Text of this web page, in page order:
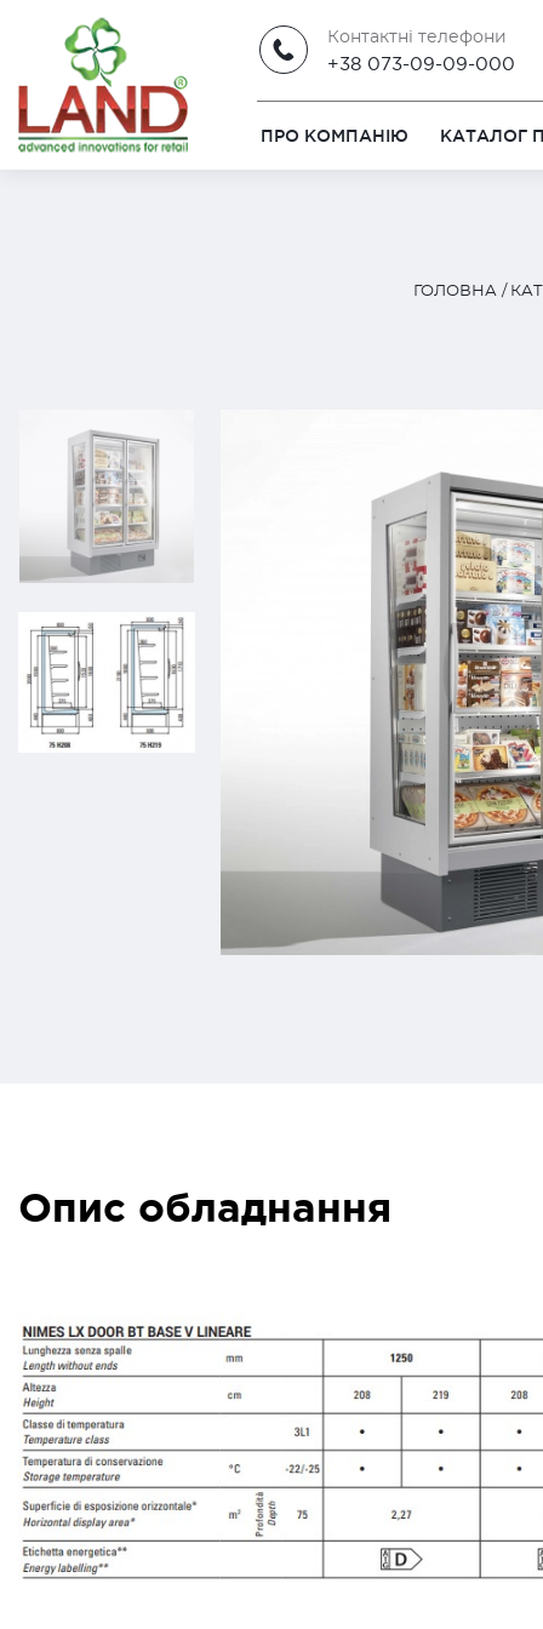
Контактні телефони
+38 073-09-09-000
ПРО КОМПАНІЮ КАТАЛОГ
ГОЛОВНА
Опис обладнання